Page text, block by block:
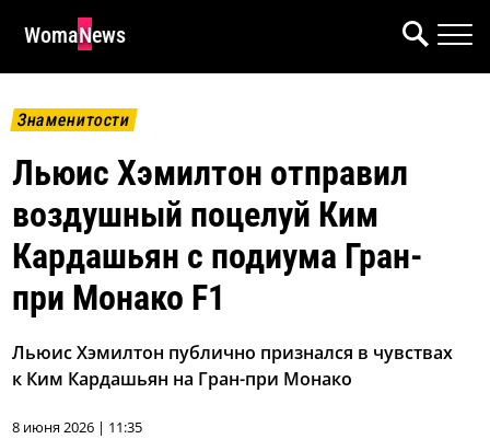
WomaNews
Знаменитости
Льюис Хэмилтон отправил
воздушный поцелуй Ким
Кардашьян с подиума Гран-
при Монако F1
Льюис Хэмилтон публично признался в чувствах
к Ким Кардашьян на Гран-при Монако
8 июня 2026 | 11:35